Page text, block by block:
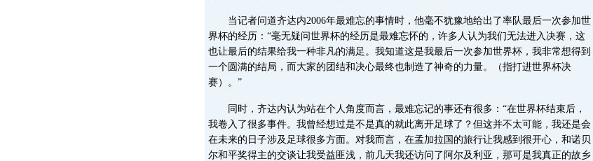
当记者问道齐达内2006年最难忘的事情时，他毫不犹豫地给出了率队最后一次参加世
界杯的经历：“毫无疑问世界杯的经历是最难忘怀的，许多人认为我们无法进入决赛，这
也让最后的结果给我一种非凡的满足。我知道这是我最后一次参加世界杯，我非常想得到
一个圆满的结局，而大家的团结和决心最终也制造了神奇的力量。（指打进世界杯决
赛）。”
同时，齐达内认为站在个人角度而言，最难忘记的事还有很多：“在世界杯结束后，
我卷入了很多事件。我曾经想过是不是真的就此离开足球了？但这并不太可能，我还是会
在未来的日子涉及足球很多方面。对我而言，在孟加拉国的旅行让我感到很开心，和诺贝
尔和平奖得主的交谈让我受益匪浅，前几天我还访问了阿尔及利亚，那可是我真正的故乡